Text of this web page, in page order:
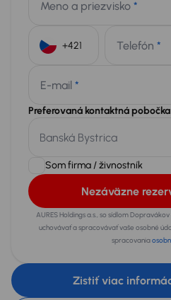
Meno a priezvisko *
Telefón *
E-mail *
Preferovaná kontaktná pobočka
Som firma / živnostník
Nezáväzne
AURES Holdings a.s., so sídlom
uchovávať a spracovávať vaše osobné
spracovania
Zistiť viac